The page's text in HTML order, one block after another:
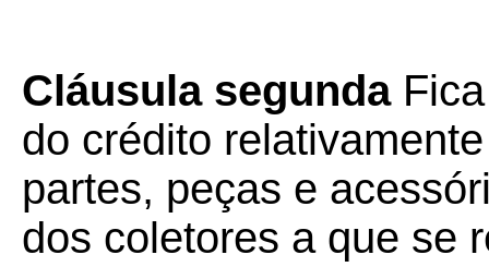
Cláusula segunda
do crédito
partes, peças e
dos coletores a que se